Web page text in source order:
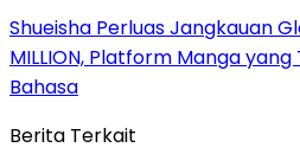
Shueisha Perluas Jangkauan
MILLION, Platform Manga
Bahasa
Berita Terkait